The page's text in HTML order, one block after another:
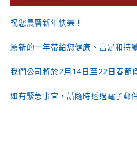
祝您農曆新年快樂！
願新的一年帶給您健康、富足和持
我們公司將於2月14日至22日春節
如有緊急事宜，請隨時透過電子郵